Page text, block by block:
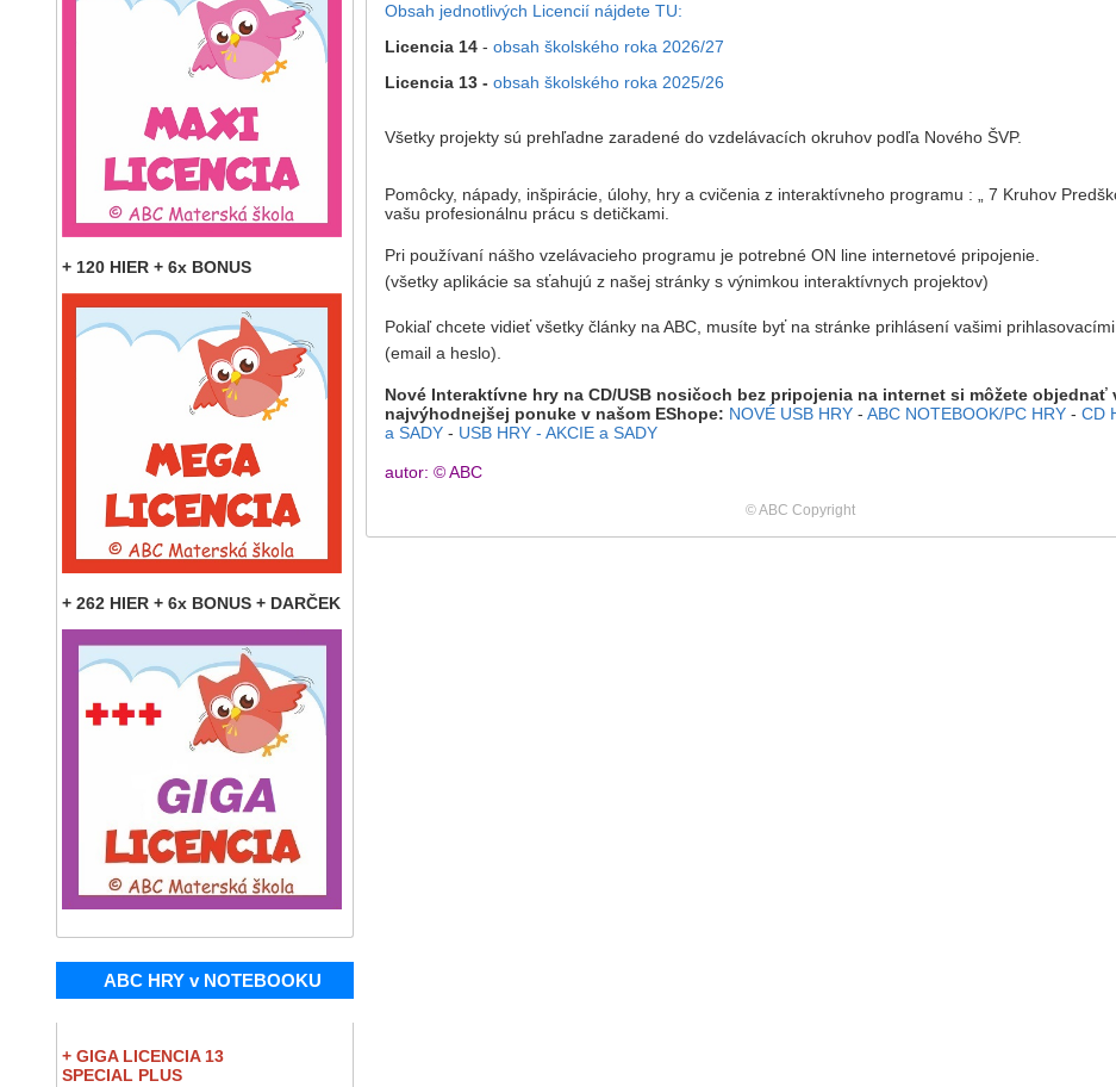
+ 120 HIER + 6x BONUS
+ 262 HIER + 6x BONUS + DARČEK
ABC HRY v NOTEBOOKU
+ GIGA LICENCIA 13
SPECIAL PLUS
Obsah jednotlivých Licencií nájdete TU:
Licencia 14 - obsah školského roka 2026/27
Licencia 13 - obsah školského roka 2025/26
Všetky projekty sú prehľadne zaradené do vzdelávacích okruhov podľa Nového ŠVP.
Pomôcky, nápady, inšpirácie, úlohy, hry a cvičenia z interaktívneho programu : „ 7 Kruhov
vašu profesionálnu prácu s detičkami.
Pri používaní nášho vzelávacieho programu je potrebné ON line internetové pripojenie.
(všetky aplikácie sa sťahujú z našej stránky s výnimkou interaktívnych projektov)
Pokiaľ chcete vidieť všetky články na ABC, musíte byť na stránke prihlásení vašimi
(email a heslo).
Nové Interaktívne hry na CD/USB nosičoch bez pripojenia na internet si môžete objednať
najvýhodnejšej ponuke v našom EShope: NOVÉ USB HRY - ABC NOTEBOOK/PC HRY - CD
a SADY - USB HRY - AKCIE a SADY
autor: © ABC
© ABC Copyright